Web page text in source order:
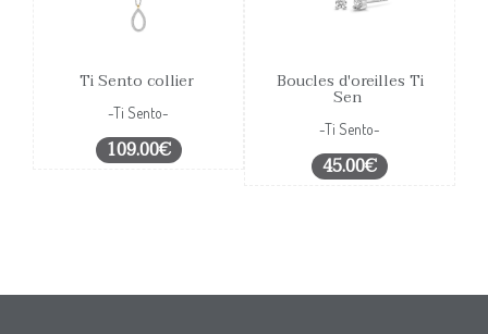
Ti Sento collier
-Ti Sento-
109.00€
Boucles d'oreilles Ti
Sen
-Ti Sento-
45.00€